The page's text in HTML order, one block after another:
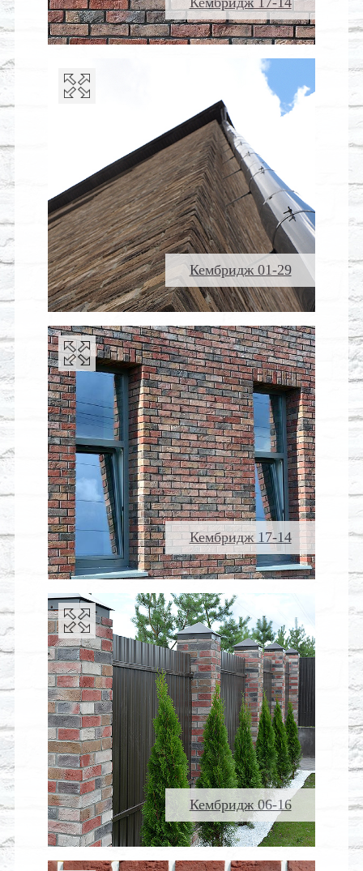
Кембридж 01-29
Кембридж 17-14
Кембридж 06-16